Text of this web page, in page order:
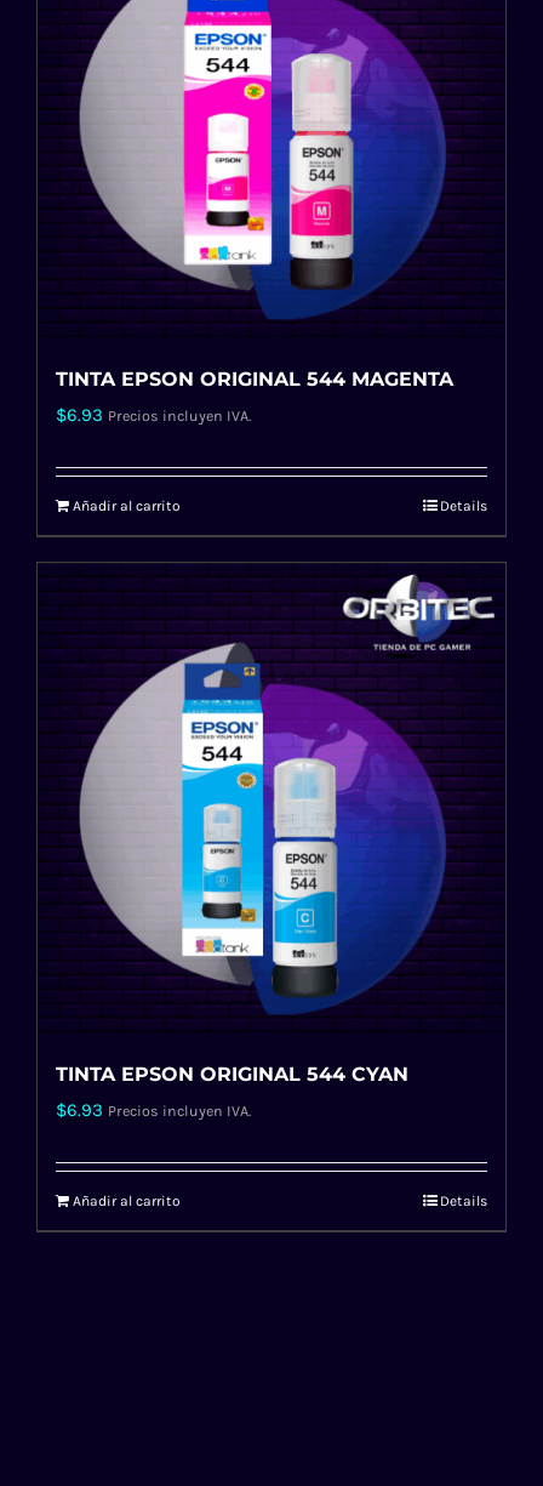
TINTA EPSON ORIGINAL 544 MAGENTA
$6.93 Precios incluyen IVA.
Añadir al carrito Details
TINTA EPSON ORIGINAL 544 CYAN
$6.93 Precios incluyen IVA.
Añadir al carrito Details